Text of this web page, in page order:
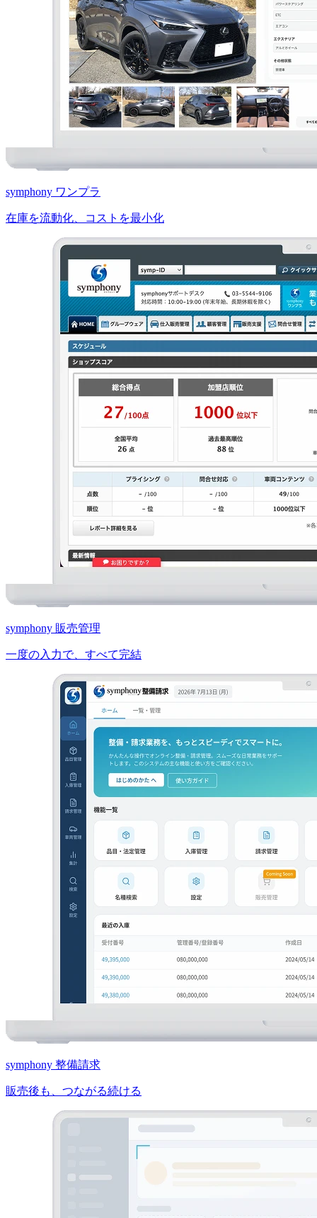
symphony ワンプラ
在庫を流動化、コストを最小化
symphony 販売管理
一度の入力で、すべて完結
symphony 整備請求
販売後も、つながる続ける